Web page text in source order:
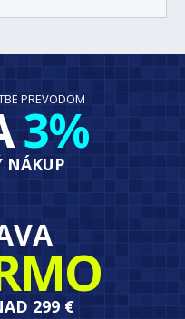
PREVODOM
3%
NÁKUP
299 €